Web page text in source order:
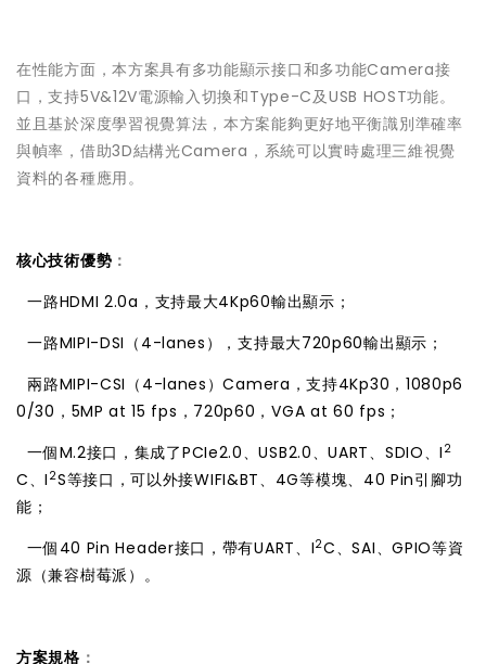
在性能方面，本方案具有多功能顯示接口和多功能Camera接
口，支持5V&12V電源輸入切換和Type-C及USB HOST功能。
並且基於深度學習視覺算法，本方案能夠更好地平衡識別準確率
與幀率，借助3D結構光Camera，系統可以實時處理三維視覺
資料的各種應用。
核心技術優勢 ：
一路HDMI 2.0a，支持最大4Kp60輸出顯示；
一路MIPI-DSI（4-lanes），支持最大720p60輸出顯示；
兩路MIPI-CSI（4-lanes）Camera，支持4Kp30，1080p6
0/30，5MP at 15 fps，720p60，VGA at 60 fps；
一個M.2接口，集成了PCIe2.0、USB2.0、UART、SDIO、I 2
C、I 2S等接口，可以外接WIFI&BT、4G等模塊、40 Pin引腳功
能；
一個40 Pin Header接口，帶有UART、I2C、SAI、GPIO等資
源（兼容樹莓派）。
方案規格 ：